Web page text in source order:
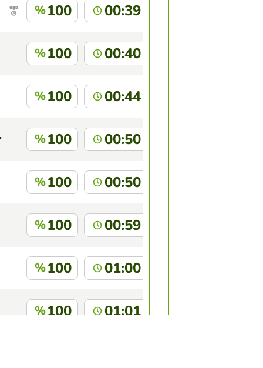
%100 00:39
%100 00:40
%100 00:44
%100 00:50
%100 00:50
%100 00:59
%100 01:00
%100 01:01